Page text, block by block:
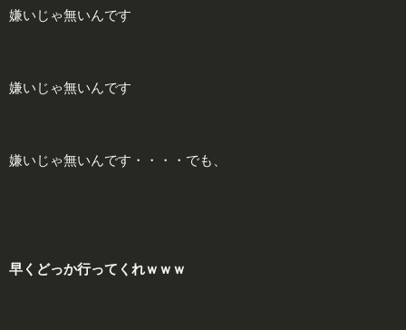
嫌いじゃ無いんです
嫌いじゃ無いんです
嫌いじゃ無いんです・・・・でも、
早くどっか行ってくれｗｗｗ